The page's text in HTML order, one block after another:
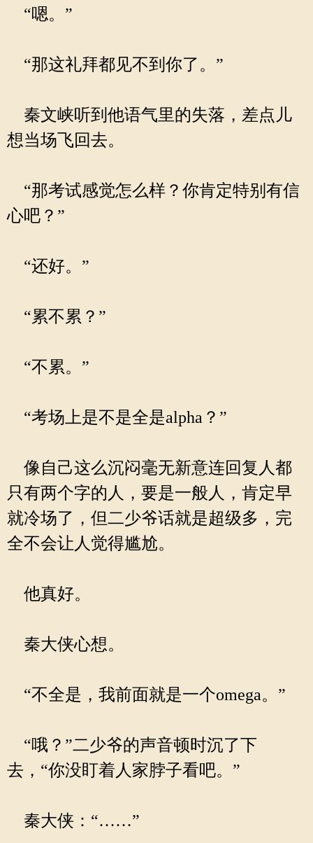
“嗯。”
“那这礼拜都见不到你了。”
秦文峡听到他语气里的失落，差点儿
想当场飞回去。
“那考试感觉怎么样？你肯定特别有信
心吧？”
“还好。”
“累不累？”
“不累。”
“考场上是不是全是alpha？”
像自己这么沉闷毫无新意连回复人都
只有两个字的人，要是一般人，肯定早
就冷场了，但二少爷话就是超级多，完
全不会让人觉得尴尬。
他真好。
秦大侠心想。
“不全是，我前面就是一个omega。”
“哦？”二少爷的声音顿时沉了下
去，“你没盯着人家脖子看吧。”
秦大侠：“……”